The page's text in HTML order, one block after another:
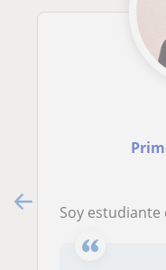
Soy estudiante de Ciencias Política y Sociología